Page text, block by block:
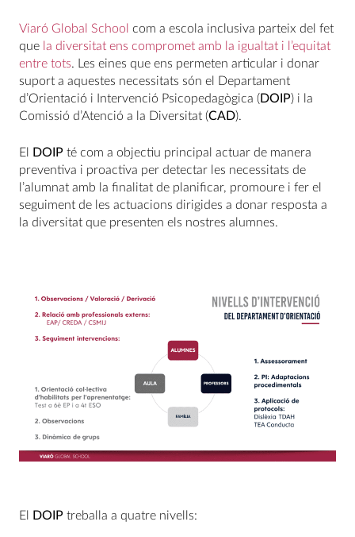
Viaró Global School com a escola inclusiva parteix del fet
que la diversitat ens compromet amb la igualtat i l’equitat
entre tots. Les eines que ens permeten articular i donar
suport a aquestes necessitats són el Departament
d’Orientació i Intervenció Psicopedagògica ( DOIP) i la
Comissió d’Atenció a la Diversitat (CAD).
El DOIP té com a objectiu principal actuar de manera
preventiva i proactiva per detectar les necessitats de
l’alumnat amb la finalitat de planificar, promoure i fer el
seguiment de les actuacions dirigides a donar resposta a
la diversitat que presenten els nostres alumnes.
El DOIP treballa a quatre nivells: